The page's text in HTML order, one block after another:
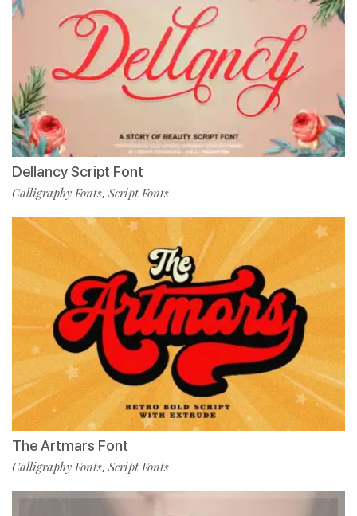
Dellancy Script Font
Calligraphy Fonts, Script Fonts
The Artmars Font
Calligraphy Fonts, Script Fonts